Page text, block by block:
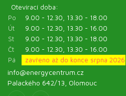
Otevírací doba:
Po
9.00 - 12.30, 13.30 - 18.00
Út
9.00 - 12.30, 13.30 - 16.00
St
9.00 - 12.30, 13.30 - 18.00
Čt
9.00 - 12.30, 13.30 - 16.00
Pá
zavřeno až do konce srpna 2026
info@energycentrum.cz
Palackého 642/13, Olomouc